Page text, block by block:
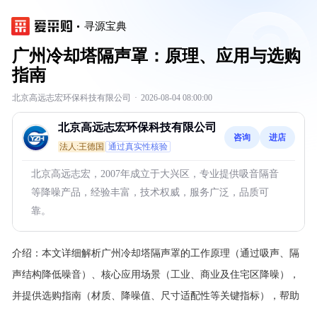
寻源宝典
广州冷却塔隔声罩：原理、应用与选购
指南
北京高远志宏环保科技有限公司 · 2026-08-04 08:00:00
北京高远志宏环保科技有限公司
法人:王德国 通过真实性核验
咨询 进店
北京高远志宏，2007年成立于大兴区，专业提供吸音隔音
等降噪产品，经验丰富，技术权威，服务广泛，品质可
靠。
介绍： 本文详细解析广州冷却塔隔声罩的工作原理（通过吸声、隔
声结构降低噪音）、核心应用场景（工业、商业及住宅区降噪），
并提供选购指南（材质、降噪值、尺寸适配性等关键指标），帮助